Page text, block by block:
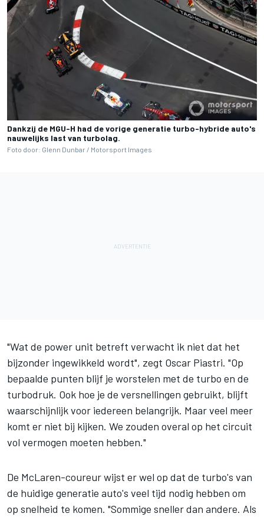
Dankzij de MGU-H had de vorige generatie turbo-hybride auto's
nauwelijks last van turbolag.
Foto door: Glenn Dunbar / Motorsport Images
"Wat de power unit betreft verwacht ik niet dat het
bijzonder ingewikkeld wordt", zegt Oscar Piastri. "Op
bepaalde punten blijf je worstelen met de turbo en de
turbodruk. Ook hoe je de versnellingen gebruikt, blijft
waarschijnlijk voor iedereen belangrijk. Maar veel meer
komt er niet bij kijken. We zouden overal op het circuit
vol vermogen moeten hebben."
De McLaren-coureur wijst er wel op dat de turbo's van
de huidige generatie auto's veel tijd nodig hebben om
op snelheid te komen. "Sommige sneller dan andere. Als